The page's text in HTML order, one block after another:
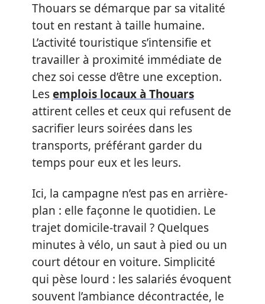
Thouars se démarque par sa vitalité
tout en restant à taille humaine.
L’activité touristique s’intensifie et
travailler à proximité immédiate de
chez soi cesse d’être une exception.
Lesemplois locaux à Thouars
attirent celles et ceux qui refusent de
sacrifier leurs soirées dans les
transports, préférant garder du
temps pour eux et les leurs.
Ici, la campagne n’est pas en arrière-
plan : elle façonne le quotidien. Le
trajet domicile-travail ? Quelques
minutes à vélo, un saut à pied ou un
court détour en voiture. Simplicité
qui pèse lourd : les salariés évoquent
souvent l’ambiance décontractée, le